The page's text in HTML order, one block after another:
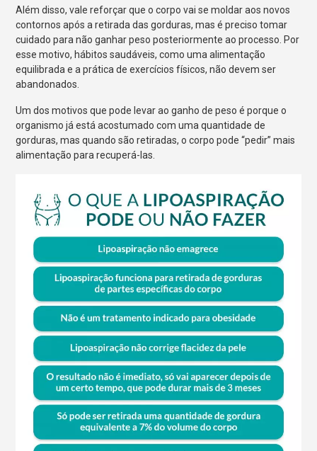
Além disso, vale reforçar que o corpo vai se moldar aos novos
contornos após a retirada das gorduras, mas é preciso tomar
cuidado para não ganhar peso posteriormente ao processo. Por
esse motivo, hábitos saudáveis, como uma alimentação
equilibrada e a prática de exercícios físicos, não devem ser
abandonados.
Um dos motivos que pode levar ao ganho de peso é porque o
organismo já está acostumado com uma quantidade de
gorduras, mas quando são retiradas, o corpo pode “pedir” mais
alimentação para recuperá-las.